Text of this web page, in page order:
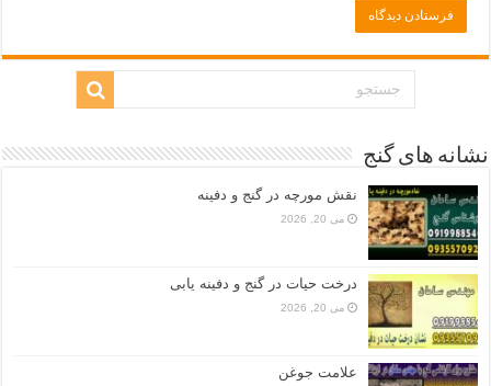
نشانه های گنج
نقش مورچه در گنج و دفینه
می 20, 2026
درخت حیات در گنج و دفینه یابی
می 20, 2026
علامت جوغن